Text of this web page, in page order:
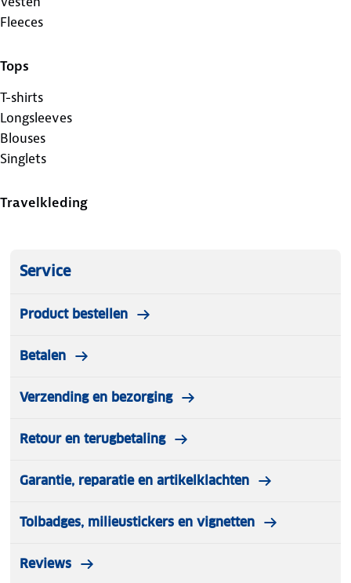
Fleeces
Tops
T-shirts
Longsleeves
Blouses
Singlets
Travelkleding
Service
Product bestellen
Betalen
Verzending en bezorging
Retour en terugbetaling
Garantie, reparatie en artikelklachten
Tolbadges, milieustickers en vignetten
Reviews